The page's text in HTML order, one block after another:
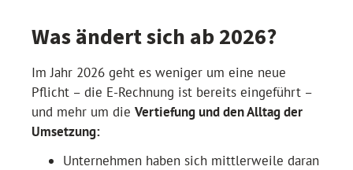
Was ändert sich ab 2026?
Im Jahr 2026 geht es weniger um eine neue
Pflicht – die E-Rechnung ist bereits eingeführt –
und mehr um die Vertiefung und den Alltag der
Umsetzung:
Unternehmen haben sich mittlerweile daran